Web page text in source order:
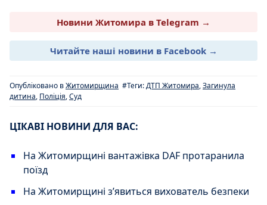
Новини Житомира в Telegram →
Читайте наші новини в Facebook →
Опубліковано вЖитомирщина #Теги:ДТП Житомира,Загинула
дитина, Поліція,Суд
ЦІКАВІ НОВИНИ ДЛЯ ВАС:
На Житомирщині вантажівка DAF протаранила
поїзд
На Житомирщині з’явиться вихователь безпеки